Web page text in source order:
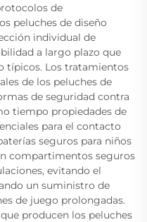
de
peluches de diseño
individual de
a largo plazo que
típicos. Los tratamientos
de los peluches de
de seguridad contra
tiempo propiedades de
para el contacto
seguros para niños
compartimentos seguros
evitando el
un suministro de
de juego prolongadas.
producen los peluches